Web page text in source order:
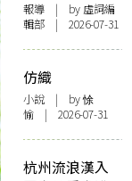
報導 | by 虛詞編
輯部 | 2026-07-31
仿織
小說 | by 悇
愉 | 2026-07-31
杭州流浪漢入